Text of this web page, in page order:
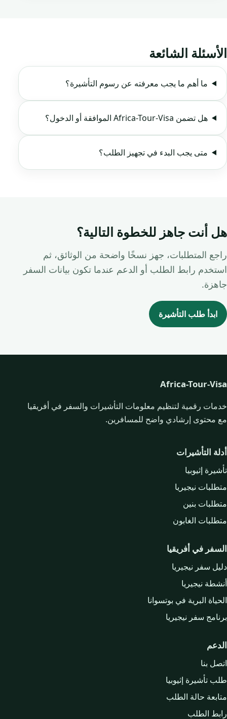
الأسئلة الشائعة
ما أهم ما يجب معرفته عن رسوم التأشيرة؟
هل تضمن Africa-Tour-Visa الموافقة أو الدخول؟
متى يجب البدء في تجهيز الطلب؟
هل أنت جاهز للخطوة التالية؟
راجع المتطلبات، جهز نسخًا واضحة من الوثائق، ثم
استخدم رابط الطلب أو الدعم عندما تكون بيانات السفر
جاهزة.
ابدأ طلب التأشيرة
Africa-Tour-Visa
خدمات رقمية لتنظيم معلومات التأشيرات والسفر في أفريقيا
مع محتوى إرشادي واضح للمسافرين.
أدلة التأشيرات
تأشيرة إثيوبيا
متطلبات نيجيريا
متطلبات بنين
متطلبات الغابون
السفر في أفريقيا
دليل سفر نيجيريا
أنشطة نيجيريا
الحياة البرية في بوتسوانا
برنامج سفر نيجيريا
الدعم
اتصل بنا
طلب تأشيرة إثيوبيا
متابعة حالة الطلب
رابط الطلب